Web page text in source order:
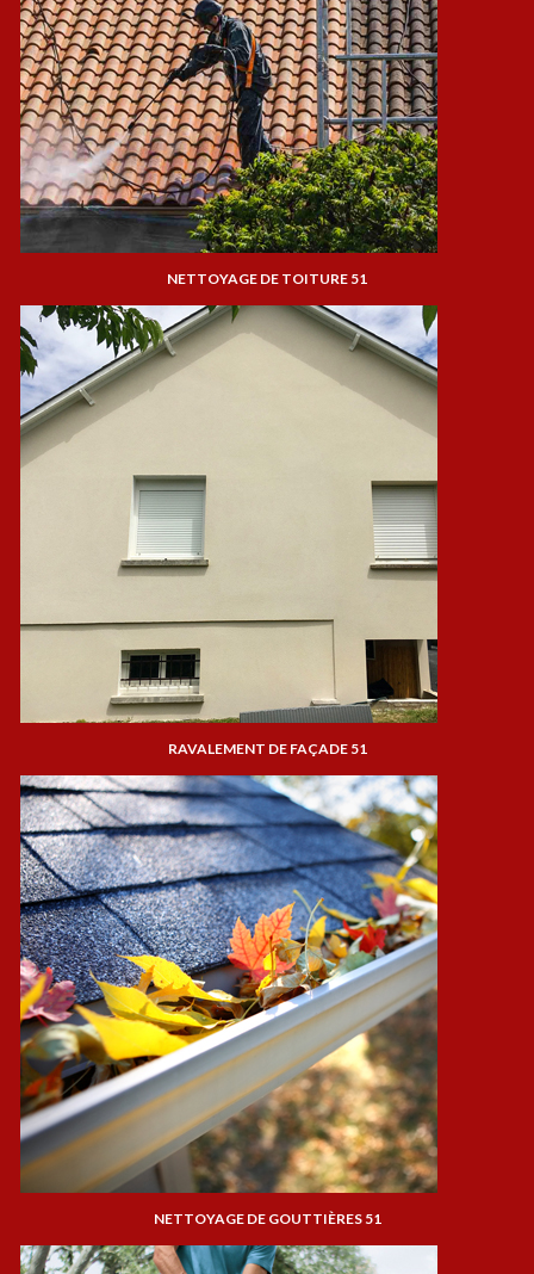
NETTOYAGE DE TOITURE 51
RAVALEMENT DE FAÇADE 51
NETTOYAGE DE GOUTTIÈRES 51